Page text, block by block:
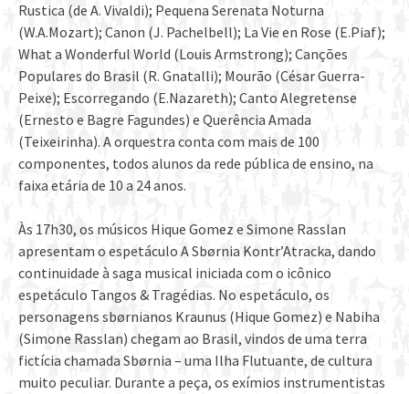
Rustica (de A. Vivaldi); Pequena Serenata Noturna
(W.A.Mozart); Canon (J. Pachelbell); La Vie en Rose (E.Piaf);
What a Wonderful World (Louis Armstrong); Canções
Populares do Brasil (R. Gnatalli); Mourão (César Guerra-
Peixe); Escorregando (E.Nazareth); Canto Alegretense
(Ernesto e Bagre Fagundes) e Querência Amada
(Teixeirinha). A orquestra conta com mais de 100
componentes, todos alunos da rede pública de ensino, na
faixa etária de 10 a 24 anos.
Às 17h30, os músicos Hique Gomez e Simone Rasslan
apresentam o espetáculo A Sbørnia Kontr’Atracka, dando
continuidade à saga musical iniciada com o icônico
espetáculo Tangos & Tragédias. No espetáculo, os
personagens sbørnianos Kraunus (Hique Gomez) e Nabiha
(Simone Rasslan) chegam ao Brasil, vindos de uma terra
fictícia chamada Sbørnia – uma Ilha Flutuante, de cultura
muito peculiar. Durante a peça, os exímios instrumentistas